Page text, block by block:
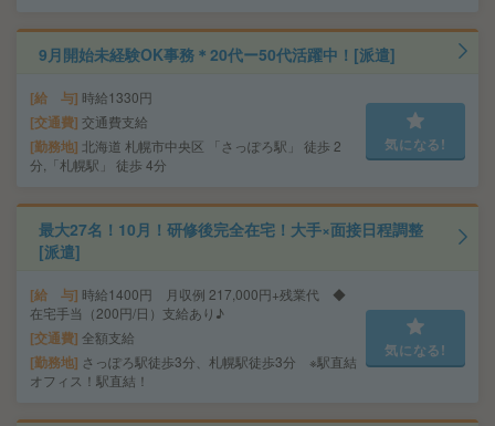
9月開始未経験OK事務＊20代ー50代活躍中！[派遣]
給 与 時給1330円
交通費 交通費支給
勤務地 北海道 札幌市中央区 「さっぽろ駅」 徒歩 2
分,「札幌駅」 徒歩 4分
気になる!
最大27名！10月！研修後完全在宅！大手×面接日程調整
[派遣]
給 与 時給1400円 月収例 217,000円+残業代 ◆
在宅手当（200円/日）支給あり♪
交通費 全額支給
勤務地 さっぽろ駅徒歩3分、札幌駅徒歩3分 ※駅直結
オフィス！駅直結！
気になる!